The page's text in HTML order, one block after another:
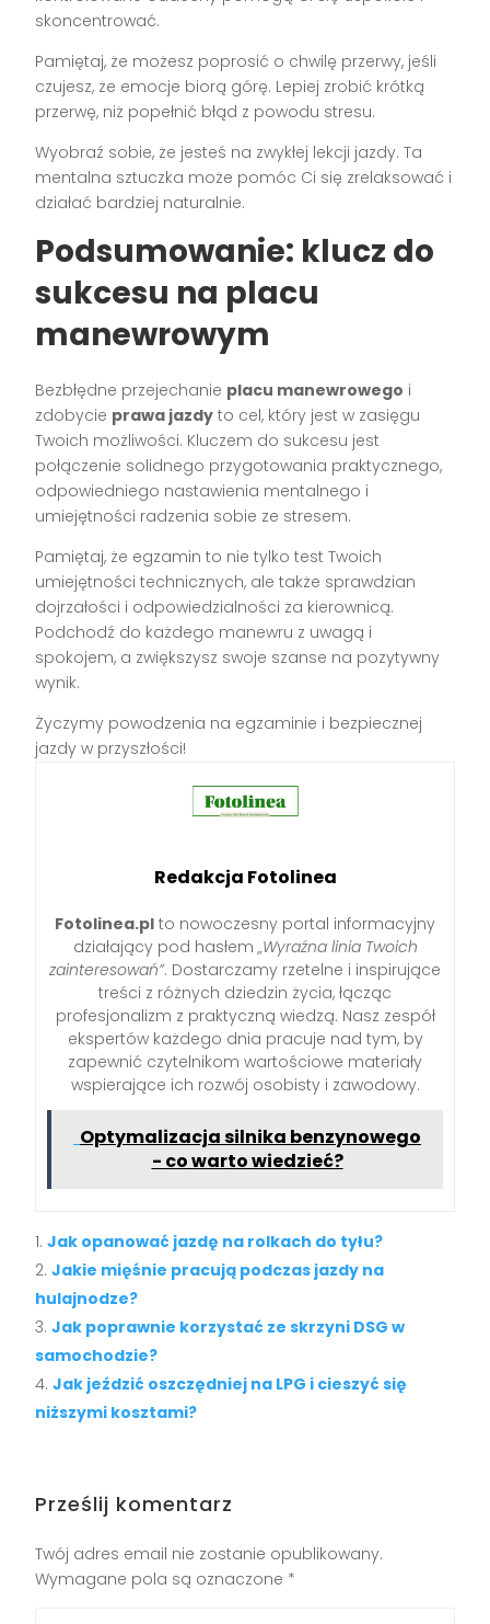
skoncentrować.
Pamiętaj, że możesz poprosić o chwilę przerwy, jeśli
czujesz, że emocje biorą górę. Lepiej zrobić krótką
przerwę, niż popełnić błąd z powodu stresu.
Wyobraź sobie, że jesteś na zwykłej lekcji jazdy. Ta
mentalna sztuczka może pomóc Ci się zrelaksować i
działać bardziej naturalnie.
Podsumowanie: klucz do
sukcesu na placu
manewrowym
Bezbłędne przejechanie placu manewrowego i
zdobycie prawa jazdy to cel, który jest w zasięgu
Twoich możliwości. Kluczem do sukcesu jest
połączenie solidnego przygotowania praktycznego,
odpowiedniego nastawienia mentalnego i
umiejętności radzenia sobie ze stresem.
Pamiętaj, że egzamin to nie tylko test Twoich
umiejętności technicznych, ale także sprawdzian
dojrzałości i odpowiedzialności za kierownicą.
Podchodź do każdego manewru z uwagą i
spokojem, a zwiększysz swoje szanse na pozytywny
wynik.
Życzymy powodzenia na egzaminie i bezpiecznej
jazdy w przyszłości!
Redakcja Fotolinea
Fotolinea.pl to nowoczesny portal informacyjny
działający pod hasłem „Wyraźna linia Twoich
zainteresowań”. Dostarczamy rzetelne i inspirujące
treści z różnych dziedzin życia, łącząc
profesjonalizm z praktyczną wiedzą. Nasz zespół
ekspertów każdego dnia pracuje nad tym, by
zapewnić czytelnikom wartościowe materiały
wspierające ich rozwój osobisty i zawodowy.
Optymalizacja silnika benzynowego
- co warto wiedzieć?
Jak opanować jazdę na rolkach do tyłu?
Jakie mięśnie pracują podczas jazdy na
hulajnodze?
Jak poprawnie korzystać ze skrzyni DSG w
samochodzie?
Jak jeździć oszczędniej na LPG i cieszyć się
niższymi kosztami?
Prześlij komentarz
Twój adres email nie zostanie opublikowany.
Wymagane pola są oznaczone *